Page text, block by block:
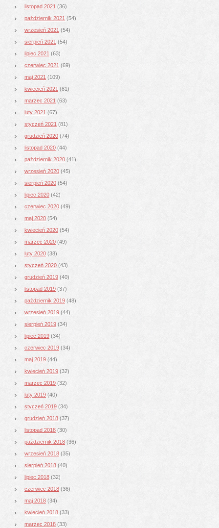
listopad 2021 (36)
październik 2021 (54)
wrzesień 2021 (54)
sierpień 2021 (54)
lipiec 2021 (63)
czerwiec 2021 (69)
maj 2021 (109)
kwiecień 2021 (81)
marzec 2021 (63)
luty 2021 (67)
styczeń 2021 (81)
grudzień 2020 (74)
listopad 2020 (44)
październik 2020 (41)
wrzesień 2020 (45)
sierpień 2020 (54)
lipiec 2020 (42)
czerwiec 2020 (49)
maj 2020 (54)
kwiecień 2020 (54)
marzec 2020 (49)
luty 2020 (38)
styczeń 2020 (43)
grudzień 2019 (40)
listopad 2019 (37)
październik 2019 (48)
wrzesień 2019 (44)
sierpień 2019 (34)
lipiec 2019 (34)
czerwiec 2019 (34)
maj 2019 (44)
kwiecień 2019 (32)
marzec 2019 (32)
luty 2019 (40)
styczeń 2019 (34)
grudzień 2018 (37)
listopad 2018 (30)
październik 2018 (36)
wrzesień 2018 (35)
sierpień 2018 (40)
lipiec 2018 (32)
czerwiec 2018 (36)
maj 2018 (34)
kwiecień 2018 (33)
marzec 2018 (33)